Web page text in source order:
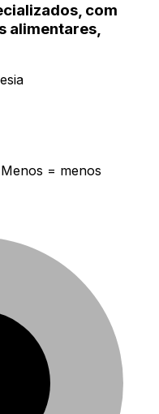
com
alimentares,
= menos